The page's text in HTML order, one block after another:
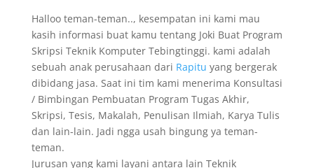
Halloo teman-teman.., kesempatan ini kami mau
kasih informasi buat kamu tentang Joki Buat Program
Skripsi Teknik Komputer Tebingtinggi. kami adalah
sebuah anak perusahaan dari Rapitu yang bergerak
dibidang jasa. Saat ini tim kami menerima Konsultasi
/ Bimbingan Pembuatan Program Tugas Akhir,
Skripsi, Tesis, Makalah, Penulisan Ilmiah, Karya Tulis
dan lain-lain. Jadi ngga usah bingung ya teman-
teman.
Jurusan yang kami layani antara lain Teknik